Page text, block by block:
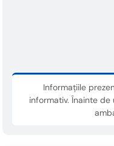
Informațiile
informativ. Înainte